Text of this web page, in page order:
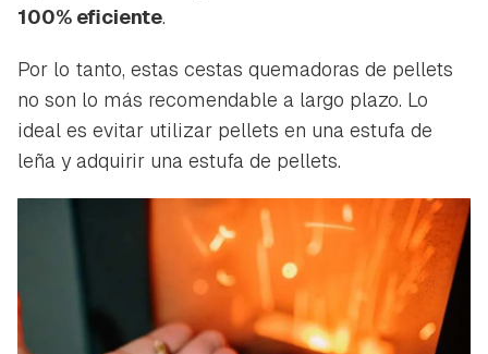
100% eficiente.
Por lo tanto, estas cestas quemadoras de pellets
no son lo más recomendable a largo plazo. Lo
ideal es evitar utilizar pellets en una estufa de
leña y adquirir una estufa de pellets.